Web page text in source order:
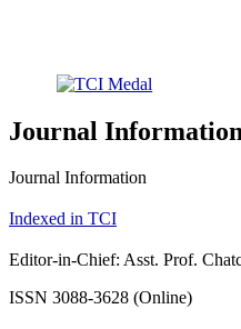
Journal Information
Journal Information
Indexed in TCI
Editor-in-Chief: Asst. Prof.
ISSN 3088-3628 (Online)